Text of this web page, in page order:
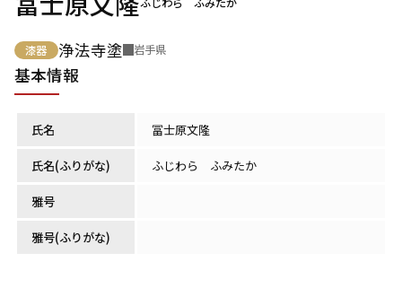
漆器 浄法寺塗 岩手県
基本情報
氏名 冨士原文隆
氏名(ふりがな) ふじわら ふみたか
雅号
雅号(ふりがな)